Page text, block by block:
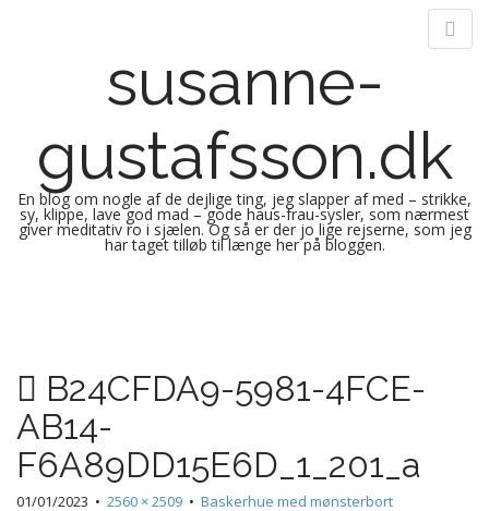
susanne-
gustafsson.dk
En blog om nogle af de dejlige ting, jeg slapper af med – strikke,
sy, klippe, lave god mad – gode haus-frau-sysler, som nærmest
giver meditativ ro i sjælen. Og så er der jo lige rejserne, som jeg
har taget tilløb til længe her på bloggen.
n
m
e
n
u
t
o
c
o
n
t
B24CFDA9-5981-4FCE-
AB14-
F6A89DD15E6D_1_201_a
01/01/2023 • 2560 × 2509 • Baskerhue med mønsterbort